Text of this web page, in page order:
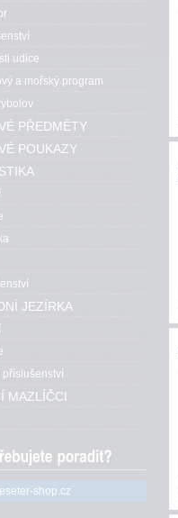
udice
a mořský program
PŘEDMĚTY
POUKAZY
JEZÍRKA
příslušenství
MAZLÍČCI
shop.cz